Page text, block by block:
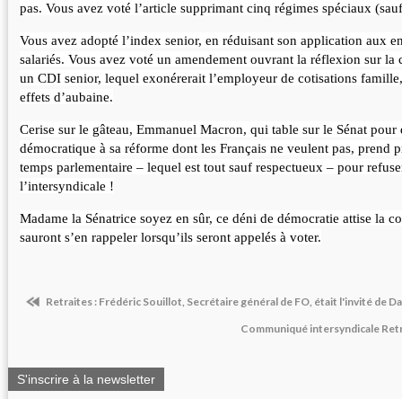
pas. Vous avez voté l’article supprimant cinq régimes spéciaux
Vous avez adopté l’index senior, en réduisant son application aux
salariés. Vous avez voté un amendement ouvrant la réflexion sur la
un CDI senior, lequel exonérerait l’employeur de cotisations
effets d’aubaine.
Cerise sur le gâteau, Emmanuel Macron, qui table sur le Sénat
démocratique à sa réforme dont les Français ne veulent pas, prend
temps parlementaire – lequel est tout sauf respectueux – pour
l’intersyndicale !
Madame la Sénatrice soyez en sûr, ce déni de démocratie attise la
sauront s’en rappeler lorsqu’ils seront appelés à voter.
Retraites : Frédéric Souillot, Secrétaire général de FO, était l'invité de
Communiqué intersyndicale
S'inscrire à la newsletter